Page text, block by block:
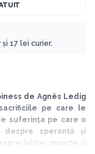
17 lei curier.
de Agnès Ledig
pe care le
suferința pe care o
despre speranță și
iubire, moarte și